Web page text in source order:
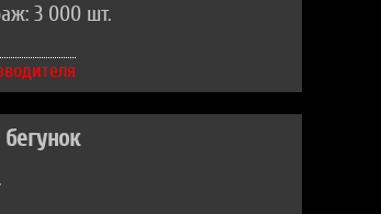
3 000 шт.